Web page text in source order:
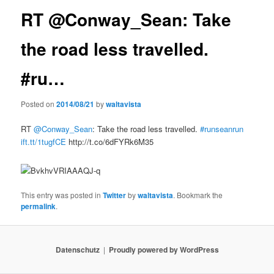
RT @Conway_Sean: Take
the road less travelled.
#ru…
Posted on2014/08/21 bywaltavista
RT@Conway_Sean: Take the road less travelled.#runseanrun
ift.tt/1tugfCE http://t.co/6dFYRk6M35
This entry was posted inTwitterbywaltavista. Bookmark the
permalink.
Datenschutz Proudly powered by WordPress